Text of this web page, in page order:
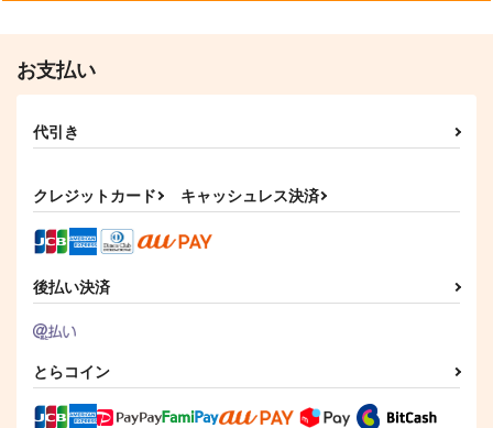
無常讃歌
787円
五条悟×虎杖悠仁
作品詳細
Largo
1,257円
お支払い
代引き
クレジットカード キャッシュレス決済
後払い決済
とらコイン